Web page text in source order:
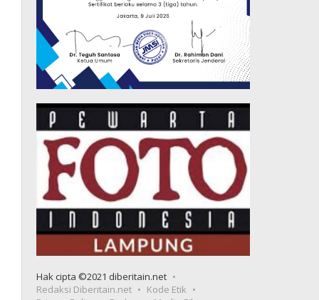
Hak cipta ©2021 diberitain.net
Redaksi Diberitain.net
Kode Etik